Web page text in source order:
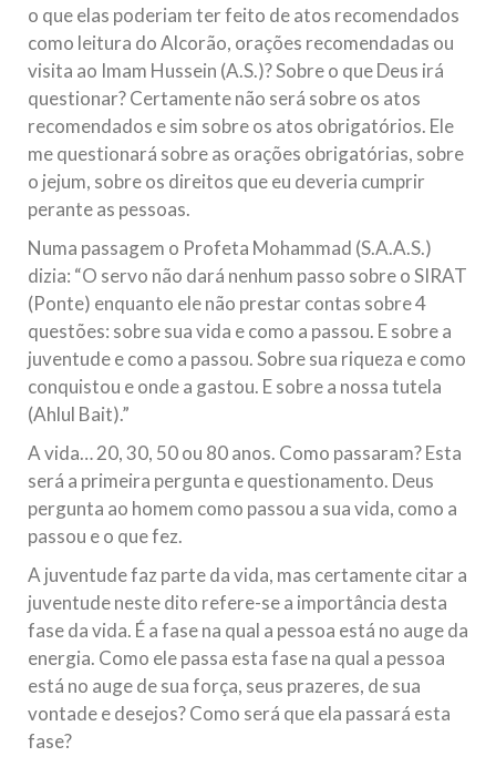
o que elas poderiam ter feito de atos recomendados
como leitura do Alcorão, orações recomendadas ou
visita ao Imam Hussein (A.S.)? Sobre o que Deus irá
questionar? Certamente não será sobre os atos
recomendados e sim sobre os atos obrigatórios. Ele
me questionará sobre as orações obrigatórias, sobre
o jejum, sobre os direitos que eu deveria cumprir
perante as pessoas.
Numa passagem o Profeta Mohammad (S.A.A.S.)
dizia: “O servo não dará nenhum passo sobre o SIRAT
(Ponte) enquanto ele não prestar contas sobre 4
questões: sobre sua vida e como a passou. E sobre a
juventude e como a passou. Sobre sua riqueza e como
conquistou e onde a gastou. E sobre a nossa tutela
(Ahlul Bait).”
A vida… 20, 30, 50 ou 80 anos. Como passaram? Esta
será a primeira pergunta e questionamento. Deus
pergunta ao homem como passou a sua vida, como a
passou e o que fez.
A juventude faz parte da vida, mas certamente citar a
juventude neste dito refere-se a importância desta
fase da vida. É a fase na qual a pessoa está no auge da
energia. Como ele passa esta fase na qual a pessoa
está no auge de sua força, seus prazeres, de sua
vontade e desejos? Como será que ela passará esta
fase?